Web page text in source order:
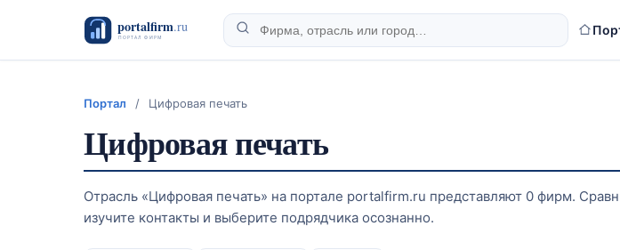
Портал / Цифровая печать
Цифровая печать
Отрасль «Цифровая печать» на портале portalfirm.ru представляют 0 фирм.
изучите контакты и выберите подрядчика осознанно.